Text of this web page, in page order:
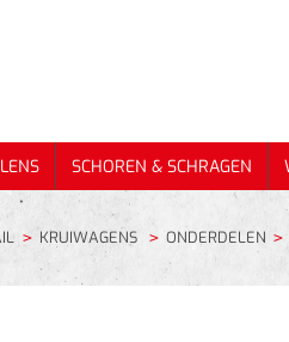
SCHOREN & SCHRAGEN
SCHOREN & SCHRAGEN
KRUIWAGENS ONDERDELEN